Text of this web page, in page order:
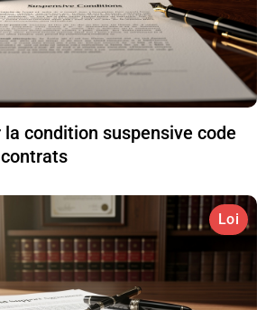
condition suspensive code
Loi